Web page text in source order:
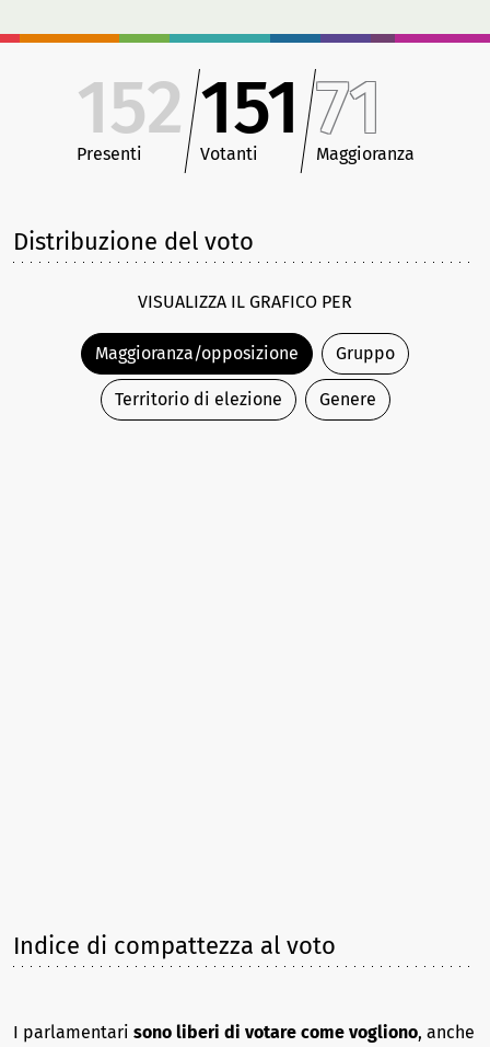
152
Presenti
151
Votanti
71
Maggioranza
Distribuzione del voto
VISUALIZZA IL GRAFICO PER
Maggioranza/opposizione Gruppo
Territorio di elezione Genere
Indice di compattezza al voto
I parlamentari sono liberi di votare come vogliono, anche